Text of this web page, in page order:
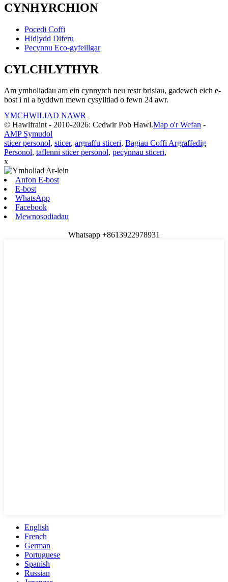
CYNHYRCHION
Pocedi Coffi
Hidlydd Diferu
Pecynnu Eco-gyfeillgar
CYLCHLYTHYR
Am ymholiadau am ein cynnyrch neu restr brisiau, gadewch eich e-
bost i ni a byddwn mewn cysylltiad o fewn 24 awr.
YMCHWILIAD NAWR
© Hawlfraint - 2010-2026: Cedwir Pob Hawl.Map o'r Wefan -
AMP Symudol
sticer personol, sticer, argraffu sticeri, Bagiau Coffi Argraffedig
Personol, taflenni sticer personol, pecynnau sticeri,
x
Anfon E-bost
E-bost
WhatsApp
Facebook
Mewnosodiadau
Whatsapp +8613922978931
English
French
German
Portuguese
Spanish
Russian